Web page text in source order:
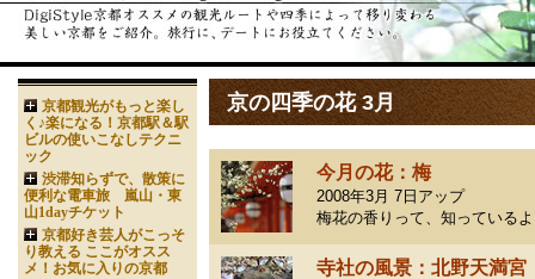
京の四季の花 3月
今月の花：梅
2008年3月 7日アップ
梅花の香りって、知っている
寺社の風景：北野天満宮
京都観光がもっと楽し
く♪楽になる！京都駅＆駅
ビルの使いこなしテクニ
ック
渋滞知らずで、散策に
便利な電車旅 嵐山・東
山1dayチケット
京都好き芸人がこっそ
り教える ここがオスス
メ！お気に入りの京都